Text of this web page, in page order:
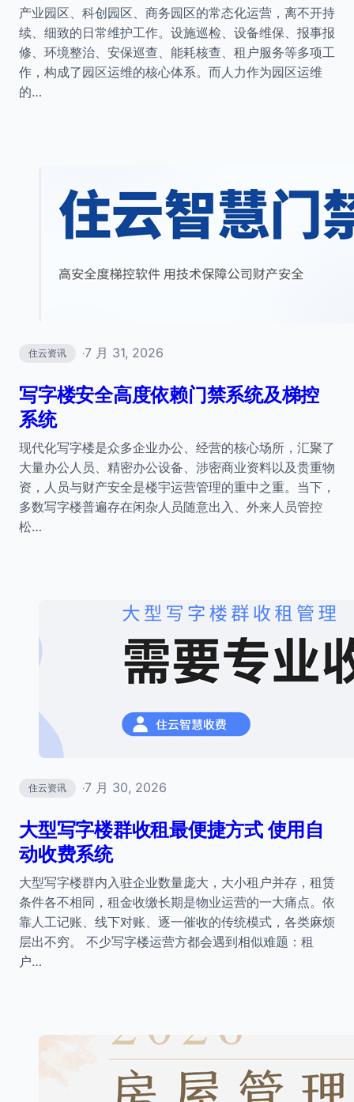
产业园区、科创园区、商务园区的常态化运营，离不开持
续、细致的日常维护工作。设施巡检、设备维保、报事报
修、环境整治、安保巡查、能耗核查、租户服务等多项工
作，构成了园区运维的核心体系。而人力作为园区运维
的…
住云资讯 ·7 月 31, 2026
写字楼安全高度依赖门禁系统及梯控
系统
现代化写字楼是众多企业办公、经营的核心场所，汇聚了
大量办公人员、精密办公设备、涉密商业资料以及贵重物
资，人员与财产安全是楼宇运营管理的重中之重。当下，
多数写字楼普遍存在闲杂人员随意出入、外来人员管控
松…
住云资讯 ·7 月 30, 2026
大型写字楼群收租最便捷方式 使用自
动收费系统
大型写字楼群内入驻企业数量庞大，大小租户并存，租赁
条件各不相同，租金收缴长期是物业运营的一大痛点。依
靠人工记账、线下对账、逐一催收的传统模式，各类麻烦
层出不穷。 不少写字楼运营方都会遇到相似难题：租
户…